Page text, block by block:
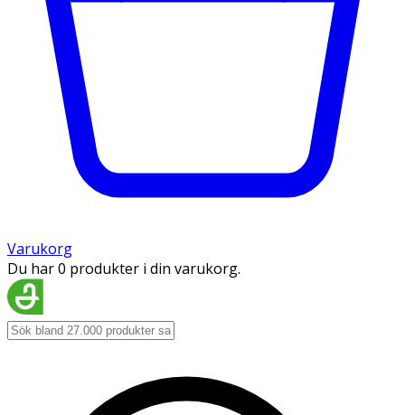
Varukorg
Du har 0 produkter i din varukorg.